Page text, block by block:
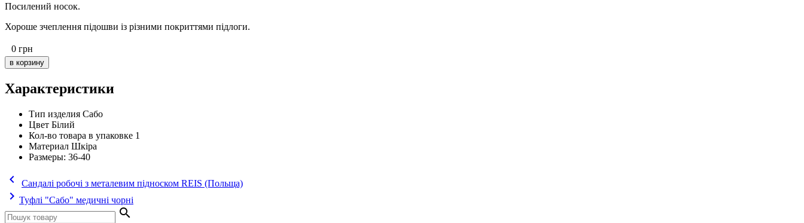
Посилений носок.
Хороше зчеплення підошви із різними покриттями підлоги.
0 грн
Характеристики
Тип изделия Сабо
Цвет Білий
Кол-во товара в упаковке 1
Материал Шкіра
Размеры: 36-40
keyboard_arrow_left Сандалі робочі з металевим підноском REIS (Польща)
keyboard_arrow_right Туфлі "Сабо" медичні чорні
search